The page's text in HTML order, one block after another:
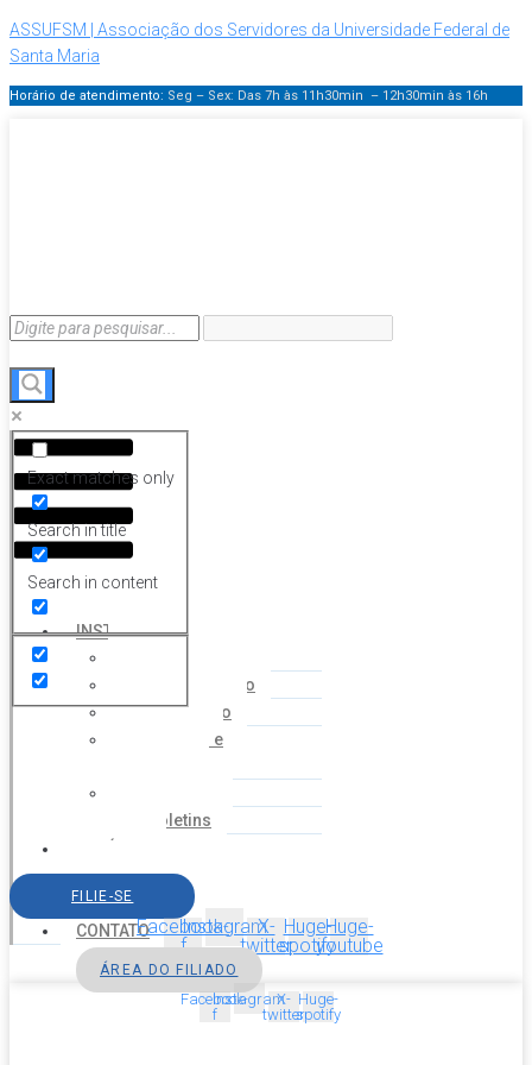
ASSUFSM | Associação dos Servidores da Universidade Federal de
Santa Maria
Horário de atendimento: Seg – Sex: Das 7h às 11h30min – 12h30min às 16h
Exact matches only
Search in title
Search in content
Menu
INSTITUCIONAL
Coordenação
Financeiro
Estatuto e
Boletins
SERVIÇOS
AGENDA
CONTATO
FILIE-SE
Facebook-
f
InstagramX-
twitter
Huge-
spotify
Huge-
youtube
ÁREA DO FILIADO
Facebook-
f
InstagramX-
twitter
Huge-
spotify